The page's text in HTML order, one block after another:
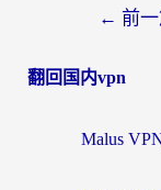
← 前
翻回国内vpn